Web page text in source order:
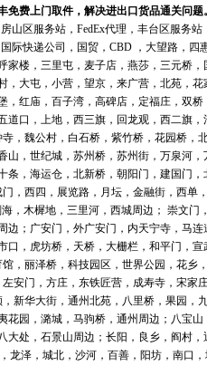
免费上门取件，解决进出口货品通关问题
房山区服务站 ， FedEx代理 ， 丰台区服务站
国际快递公司 ，国贸，CBD ，大望路，
家楼，三里屯，麦子店，燕莎，三元桥
，大屯，小营，望京，来广营，北苑，
，红庙，百子湾，高碑店，定福庄，双
道口，上地，西三旗，回龙观，西二旗
，魏公村，白石桥，紫竹桥，花园桥
山，世纪城，苏州桥，苏州街，万泉河
条，海运仓，北新桥，朝阳门，建国门
，西四，展览路，月坛，金融街，西
，木樨地，三里河，西城周边； 崇文
边；广安门，外广安门，内天宁寺，马
口，虎坊桥，天桥，大栅栏，和平门，
，丽泽桥，科技园区，世界公园，花
安门，方庄，东铁匠营，成寿寺，宋
新华大街，通州北苑，八里桥，果园
花园，潞城，马驹桥，通州周边；八宝
大处，石景山周边；长阳，良乡，阎村
龙泽，城北，沙河，百善，阳坊，南口